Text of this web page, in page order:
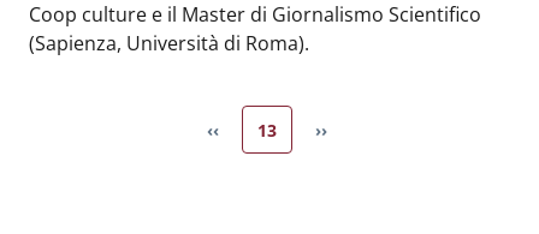
Coop culture e il Master di Giornalismo Scientifico
(Sapienza, Università di Roma).
Pagina precedente
‹‹ Pagina attuale
13 Pagina successiva
››